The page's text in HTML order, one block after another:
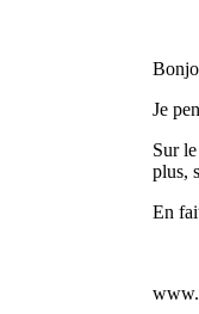
Je
Sur
plus,
En